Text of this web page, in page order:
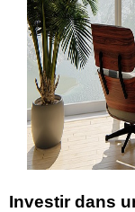
Investir dans